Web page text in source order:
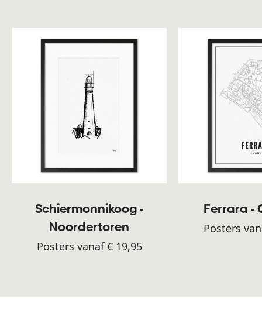
Schiermonnikoog -
Noordertoren
Posters vanaf € 19,95
Ferrara -
Posters